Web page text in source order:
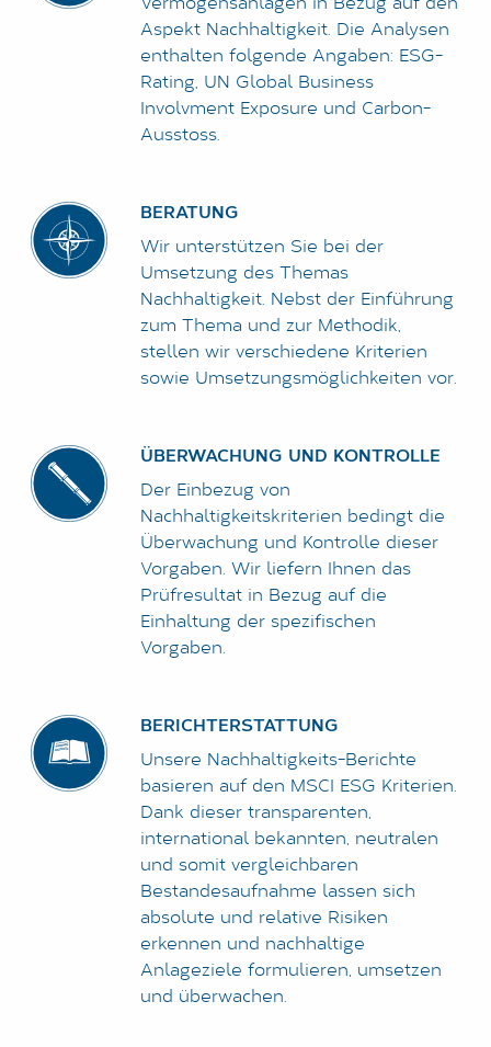
Vermögensanlagen in Bezug auf den
Aspekt Nachhaltigkeit. Die Analysen
enthalten folgende Angaben: ESG-
Rating, UN Global Business
Involvment Exposure und Carbon-
Ausstoss.
BERATUNG
Wir unterstützen Sie bei der
Umsetzung des Themas
Nachhaltigkeit. Nebst der Einführung
zum Thema und zur Methodik,
stellen wir verschiedene Kriterien
sowie Umsetzungsmöglichkeiten vor.
ÜBERWACHUNG UND KONTROLLE
Der Einbezug von
Nachhaltigkeitskriterien bedingt die
Überwachung und Kontrolle dieser
Vorgaben. Wir liefern Ihnen das
Prüfresultat in Bezug auf die
Einhaltung der spezifischen
Vorgaben.
BERICHTERSTATTUNG
Unsere Nachhaltigkeits-Berichte
basieren auf den MSCI ESG Kriterien.
Dank dieser transparenten,
international bekannten, neutralen
und somit vergleichbaren
Bestandesaufnahme lassen sich
absolute und relative Risiken
erkennen und nachhaltige
Anlageziele formulieren, umsetzen
und überwachen.